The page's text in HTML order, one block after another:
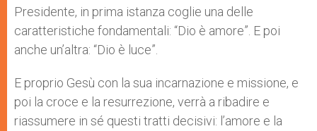
Presidente, in prima istanza coglie una delle
caratteristiche fondamentali: “Dio è amore”. E poi
anche un’altra: “Dio è luce”.
E proprio Gesù con la sua incarnazione e missione, e
poi la croce e la resurrezione, verrà a ribadire e
riassumere in sé questi tratti decisivi: l’amore e la